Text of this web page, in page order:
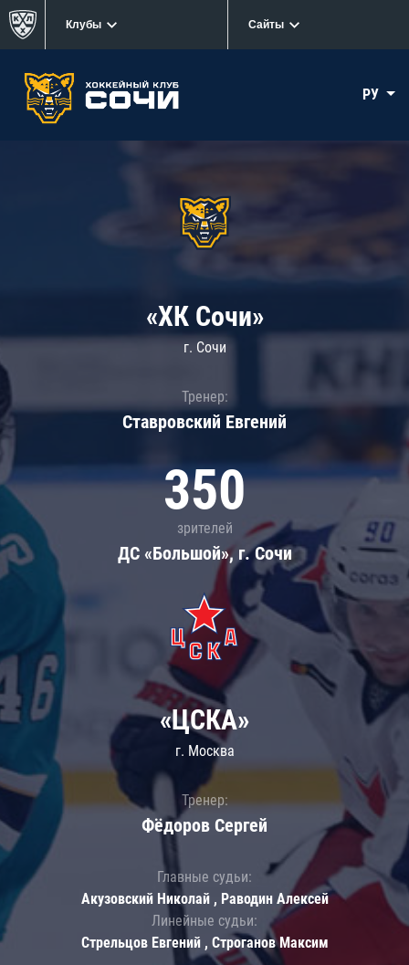
Клубы Сайты
РУ
«ХК Сочи»
г. Сочи
Тренер:
Ставровский Евгений
350
зрителей
ДС «Большой», г. Сочи
«ЦСКА»
г. Москва
Тренер:
Фёдоров Сергей
Главные судьи:
Акузовский Николай , Раводин Алексей
Линейные судьи:
Стрельцов Евгений , Строганов Максим